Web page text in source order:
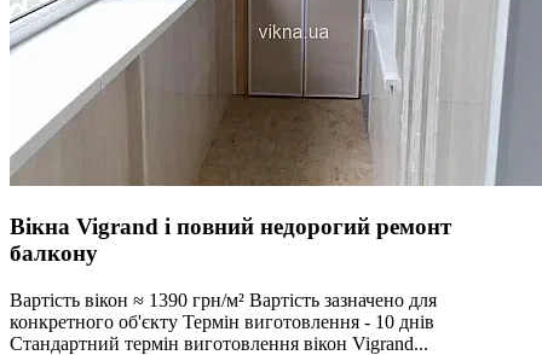
Вікна Vigrand і повний недорогий ремонт
балкону
Вартість вікон ≈ 1390 грн/м² Вартість зазначено для
конкретного об'єкту Термін виготовлення - 10 днів
Стандартний термін виготовлення вікон Vigrand...